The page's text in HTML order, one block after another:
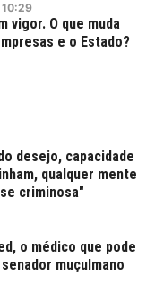
10:29
vigor. O que muda
e o Estado?
desejo, capacidade
qualquer mente
criminosa"
o médico que pode
muçulmano